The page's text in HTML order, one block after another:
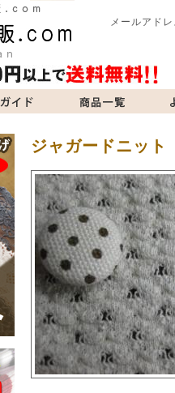
メールアド
当サイトについて お問い合
ジャガードニッ